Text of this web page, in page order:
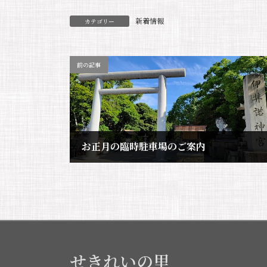
カテゴリー 新着情報
前の記事
お正月の臨時駐車場のご案内
せきれいの里